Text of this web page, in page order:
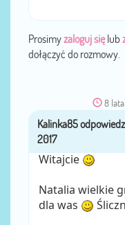
Prosimyzaloguj sięlub
dołączyć do rozmowy.
8
Witajcie
Natalia wielkie
dla was